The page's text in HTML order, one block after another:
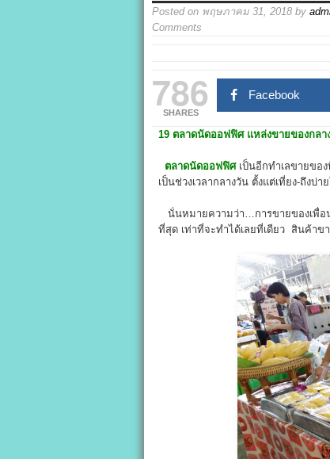
Posted on พฤษภาคม 31, 2018 by
Comments
786
SHARES
Facebook
19 ตลาดนัดออฟฟิศ แหล่งขายของกล
ตลาดนัดออฟฟิศเป็นอีกทำเลขายขอ
เป็นช่วงเวลากลางวัน ตั้งแต่เที่ยง-ถึง
นั่นหมายความว่า…การขายของเพื่อน
ที่สุด เท่าที่จะทำได้เลยที่เดียว สินค้าขา